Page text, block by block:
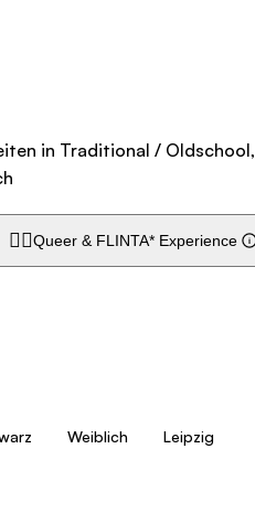
in Traditional / Oldschool,
🏳️‍🌈Queer & FLINTA* Experience
Weiblich Leipzig